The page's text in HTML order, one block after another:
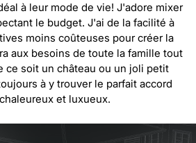
à leur mode de vie! J'adore mixer
le budget. J'ai de la facilité à
moins coûteuses pour créer la
aux besoins de toute la famille tout
ce soit un château ou un joli petit
à y trouver le parfait accord
et luxueux.